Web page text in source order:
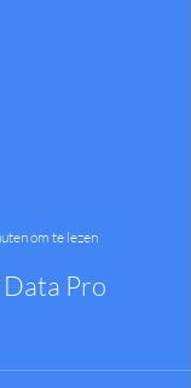
om te lezen
Pro